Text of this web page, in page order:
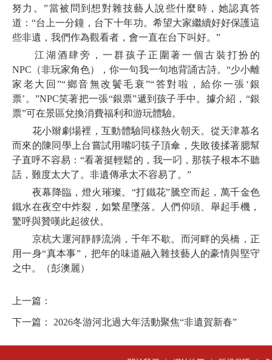
努力。”當被問到想對雜技藝人說些什麼時，她認真答
道：“台上一分鐘，台下十年功。希望大家繼續好好保護這
些非遺，我們作為觀看者，會一直在台下叫好。”
江湖酒肆旁，一群孩子正圍著一個古裝打扮的
NPC（非玩家角色），你一句我一句地背誦古詩。“少小離
家老大回”“鄉音無改鬢毛衰”“答對啦，給你一張‘銀
票’。”NPC笑著把一張“銀票”遞到孩子手中。據介紹，“銀
票”可在景區兌換消費福利和游玩體驗。
花小辮劇場裡，互動體驗同樣熱火朝天。從天津慕名
而來的陳同學上台嘗試用嘴叼筷子頂傘，失敗後揉著腮幫
子直呼不容易：“看著挺輕鬆的，我一叼，那筷子根本不聽
話，難度太大了。非遺傳承太不容易了。”
夜幕降臨，燈火璀璨。“打鐵花”騰空而起，萬千金色
鐵水在夜空中炸裂，如繁星墜落。人們仰頭、舉起手機，
驚呼與贊嘆此起彼伏。
京杭大運河靜靜流淌，千年不歇。而河畔的吳橋，正
用一身“真本事”，把年的味道融入雜技藝人的豪情與堅守
之中。（彭澳麗）
上一篇：
下一篇： 2026冬游河北過大年活動聚焦“非遺賀新春”